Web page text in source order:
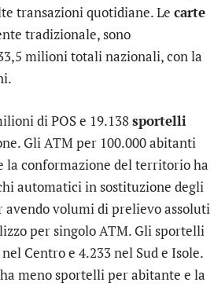
transazioni quotidiane. Le carte
tradizionale, sono
milioni totali nazionali, con la
di POS e 19.138sportelli
Gli ATM per 100.000 abitanti
la conformazione del territorio ha
automatici in sostituzione degli
volumi di prelievo assoluti
per singolo ATM. Gli sportelli
Centro e 4.233 nel Sud e Isole.
meno sportelli per abitante e la